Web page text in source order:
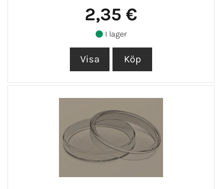
2,35 €
I lager